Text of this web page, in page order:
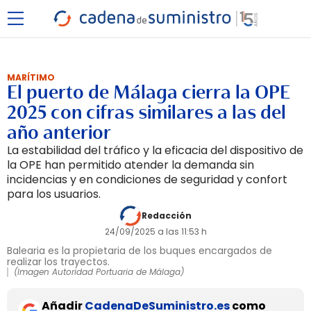
MARÍTIMO
El puerto de Málaga cierra la OPE
2025 con cifras similares a las del
año anterior
La estabilidad del tráfico y la eficacia del dispositivo de
la OPE han permitido atender la demanda sin
incidencias y en condiciones de seguridad y confort
para los usuarios.
Redacción
24/09/2025 a las 11:53 h
Balearia es la propietaria de los buques encargados de
realizar los trayectos.
(Imagen Autoridad Portuaria de Málaga)
AñadirCadenaDeSuministro.escomo